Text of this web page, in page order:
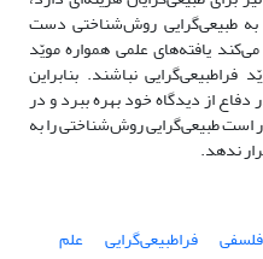
طبیعی‌گرایی روش‌شناختی دست
یافته‌های علمی همواره مویّد
نباشند. بنابراین
از دیدگاه خود بهره ببرد و در
است طبیعی‌گرایی روش‌شناختی را به
ندهد.
فرا‌طبیعی‌گرایی
علم